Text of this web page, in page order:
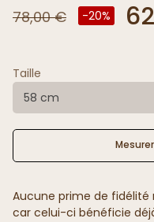
78,00 € -20%
Taille
58 cm
Aucune prime de
car celui-ci bénéficie